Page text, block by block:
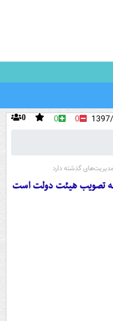
0 0 0
گذشته دارد
تصویب هیئت دولت است